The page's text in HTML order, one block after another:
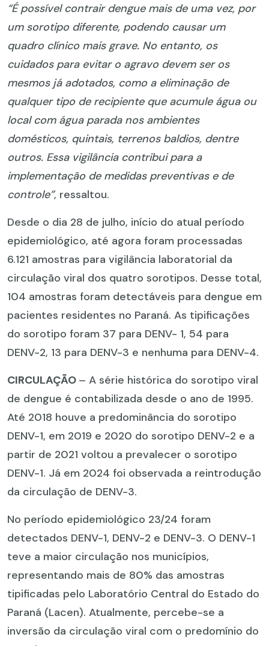
“É possível contrair dengue mais de uma vez, por
um sorotipo diferente, podendo causar um
quadro clínico mais grave. No entanto, os
cuidados para evitar o agravo devem ser os
mesmos já adotados, como a eliminação de
qualquer tipo de recipiente que acumule água ou
local com água parada nos ambientes
domésticos, quintais, terrenos baldios, dentre
outros. Essa vigilância contribui para a
implementação de medidas preventivas e de
controle”, ressaltou.
Desde o dia 28 de julho, início do atual período
epidemiológico, até agora foram processadas
6.121 amostras para vigilância laboratorial da
circulação viral dos quatro sorotipos. Desse total,
104 amostras foram detectáveis para dengue em
pacientes residentes no Paraná. As tipificações
do sorotipo foram 37 para DENV- 1, 54 para
DENV-2, 13 para DENV-3 e nenhuma para DENV-4.
CIRCULAÇÃO – A série histórica do sorotipo viral
de dengue é contabilizada desde o ano de 1995.
Até 2018 houve a predominância do sorotipo
DENV-1, em 2019 e 2020 do sorotipo DENV-2 e a
partir de 2021 voltou a prevalecer o sorotipo
DENV-1. Já em 2024 foi observada a reintrodução
da circulação de DENV-3.
No período epidemiológico 23/24 foram
detectados DENV-1, DENV-2 e DENV-3. O DENV-1
teve a maior circulação nos municípios,
representando mais de 80% das amostras
tipificadas pelo Laboratório Central do Estado do
Paraná (Lacen). Atualmente, percebe-se a
inversão da circulação viral com o predomínio do